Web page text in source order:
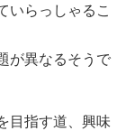
いらっしゃるこ
が異なるそうで
目指す道、興味